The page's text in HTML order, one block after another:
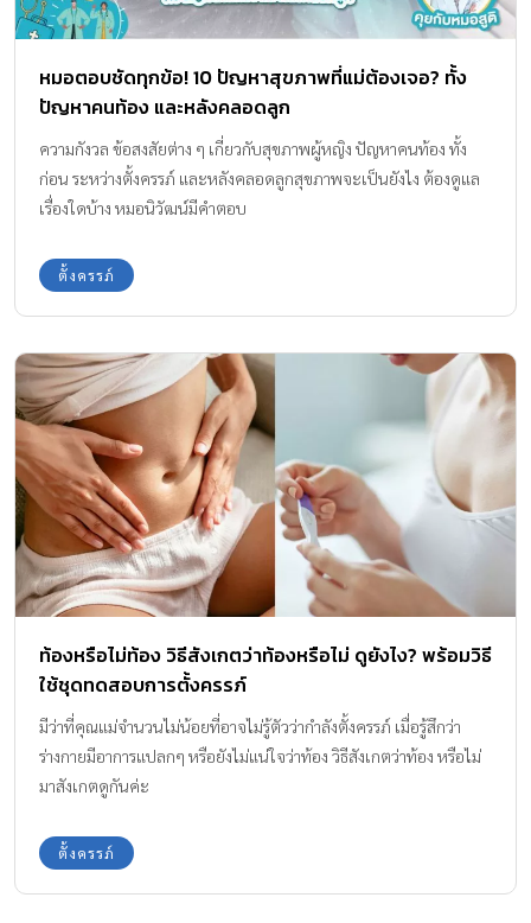
หมอตอบชัดทุกข้อ! 10 ปัญหาสุขภาพที่แม่ต้องเจอ? ทั้ง
ปัญหาคนท้อง และหลังคลอดลูก
ความกังวล ข้อสงสัยต่าง ๆ เกี่ยวกับสุขภาพผู้หญิง ปัญหาคนท้อง ทั้ง
ก่อน ระหว่างตั้งครรภ์ และหลังคลอดลูกสุขภาพจะเป็นยังไง ต้องดูแล
เรื่องใดบ้าง หมอนิวัฒน์มีคำตอบ
ตั้งครรภ์
ท้องหรือไม่ท้อง วิธีสังเกตว่าท้องหรือไม่ ดูยังไง? พร้อมวิธี
ใช้ชุดทดสอบการตั้งครรภ์
มีว่าที่คุณแม่จำนวนไม่น้อยที่อาจไม่รู้ตัวว่ากำลังตั้งครรภ์ เมื่อรู้สึกว่า
ร่างกายมีอาการแปลกๆ หรือยังไม่แน่ใจว่าท้อง วิธีสังเกตว่าท้อง หรือไม่
มาสังเกตดูกันค่ะ
ตั้งครรภ์